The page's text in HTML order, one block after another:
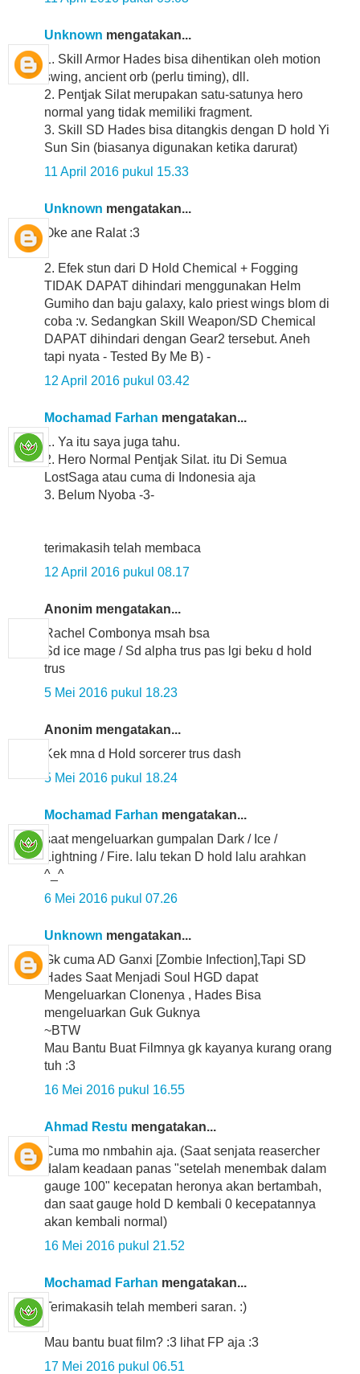
Unknown mengatakan...
1. Skill Armor Hades bisa dihentikan oleh motion
swing, ancient orb (perlu timing), dll.
2. Pentjak Silat merupakan satu-satunya hero
normal yang tidak memiliki fragment.
3. Skill SD Hades bisa ditangkis dengan D hold Yi
Sun Sin (biasanya digunakan ketika darurat)
11 April 2016 pukul 15.33
Unknown mengatakan...
Oke ane Ralat :3
2. Efek stun dari D Hold Chemical + Fogging
TIDAK DAPAT dihindari menggunakan Helm
Gumiho dan baju galaxy, kalo priest wings blom di
coba :v. Sedangkan Skill Weapon/SD Chemical
DAPAT dihindari dengan Gear2 tersebut. Aneh
tapi nyata - Tested By Me B) -
12 April 2016 pukul 03.42
Mochamad Farhan mengatakan...
1. Ya itu saya juga tahu.
2. Hero Normal Pentjak Silat. itu Di Semua
LostSaga atau cuma di Indonesia aja
3. Belum Nyoba -3-
terimakasih telah membaca
12 April 2016 pukul 08.17
Anonim mengatakan...
Rachel Combonya msah bsa
Sd ice mage / Sd alpha trus pas lgi beku d hold
trus
5 Mei 2016 pukul 18.23
Anonim mengatakan...
Kek mna d Hold sorcerer trus dash
5 Mei 2016 pukul 18.24
Mochamad Farhan mengatakan...
saat mengeluarkan gumpalan Dark / Ice /
Lightning / Fire. lalu tekan D hold lalu arahkan
^_^
6 Mei 2016 pukul 07.26
Unknown mengatakan...
Gk cuma AD Ganxi [Zombie Infection],Tapi SD
Hades Saat Menjadi Soul HGD dapat
Mengeluarkan Clonenya , Hades Bisa
mengeluarkan Guk Guknya
~BTW
Mau Bantu Buat Filmnya gk kayanya kurang orang
tuh :3
16 Mei 2016 pukul 16.55
Ahmad Restu mengatakan...
Cuma mo nmbahin aja. (Saat senjata reasercher
dalam keadaan panas "setelah menembak dalam
gauge 100" kecepatan heronya akan bertambah,
dan saat gauge hold D kembali 0 kecepatannya
akan kembali normal)
16 Mei 2016 pukul 21.52
Mochamad Farhan mengatakan...
Terimakasih telah memberi saran. :)
Mau bantu buat film? :3 lihat FP aja :3
17 Mei 2016 pukul 06.51